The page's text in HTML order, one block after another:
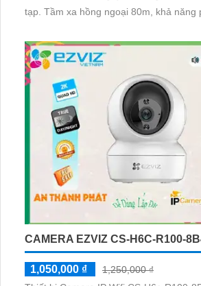
tạp. Tầm xa hồng ngoại 80m, khả năng phân loại chính
camera hoạt động bền bỉ ngoài trời
CAMERA EZVIZ CS-H6C-R100-
1,050,000 ₫
1,250,000 ₫